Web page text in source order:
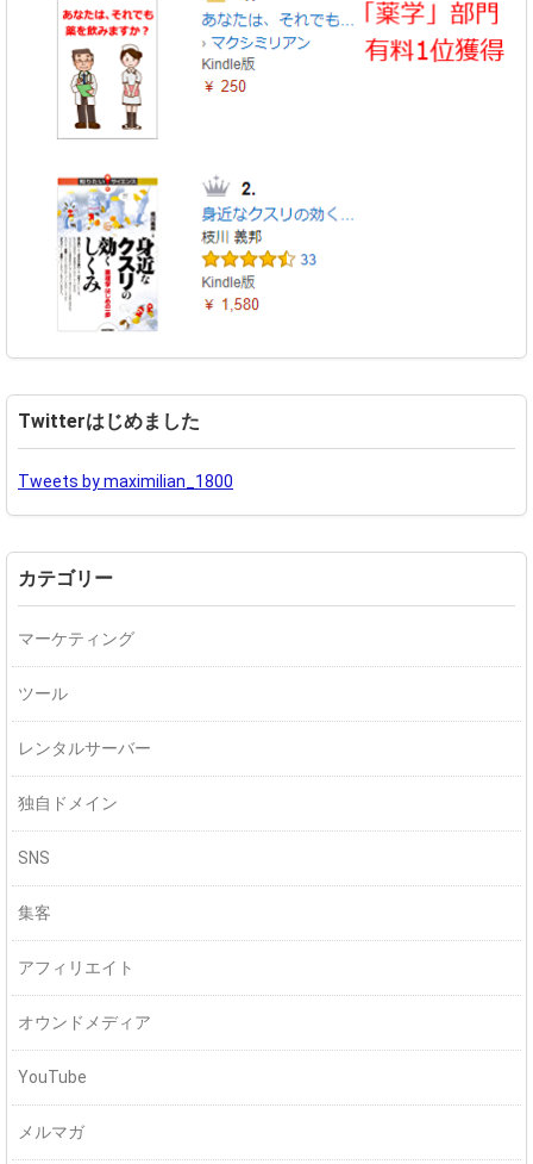
Twitterはじめました
Tweets by maximilian_1800
カテゴリー
マーケティング
ツール
レンタルサーバー
独自ドメイン
SNS
集客
アフィリエイト
オウンドメディア
YouTube
メルマガ